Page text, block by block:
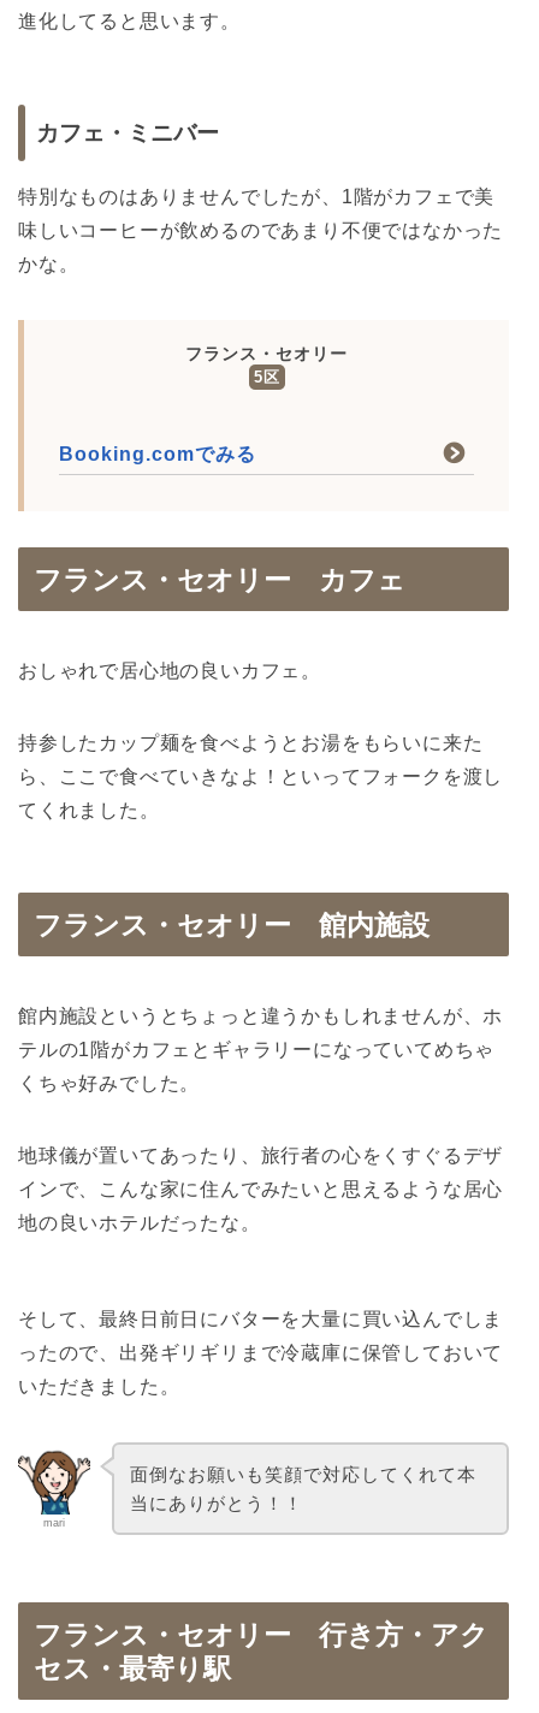
進化してると思います。
カフェ・ミニバー
特別なものはありませんでしたが、1階がカフェで美
味しいコーヒーが飲めるのであまり不便ではなかった
かな。
フランス・セオリー
5区
Booking.comでみる
フランス・セオリー カフェ
おしゃれで居心地の良いカフェ。
持参したカップ麺を食べようとお湯をもらいに来た
ら、ここで食べていきなよ！といってフォークを渡し
てくれました。
フランス・セオリー 館内施設
館内施設というとちょっと違うかもしれませんが、ホ
テルの1階がカフェとギャラリーになっていてめちゃ
くちゃ好みでした。
地球儀が置いてあったり、旅行者の心をくすぐるデザ
インで、こんな家に住んでみたいと思えるような居心
地の良いホテルだったな。
そして、最終日前日にバターを大量に買い込んでしま
ったので、出発ギリギリまで冷蔵庫に保管しておいて
いただきました。
mari
面倒なお願いも笑顔で対応してくれて本
当にありがとう！！
フランス・セオリー 行き方・アク
セス・最寄り駅